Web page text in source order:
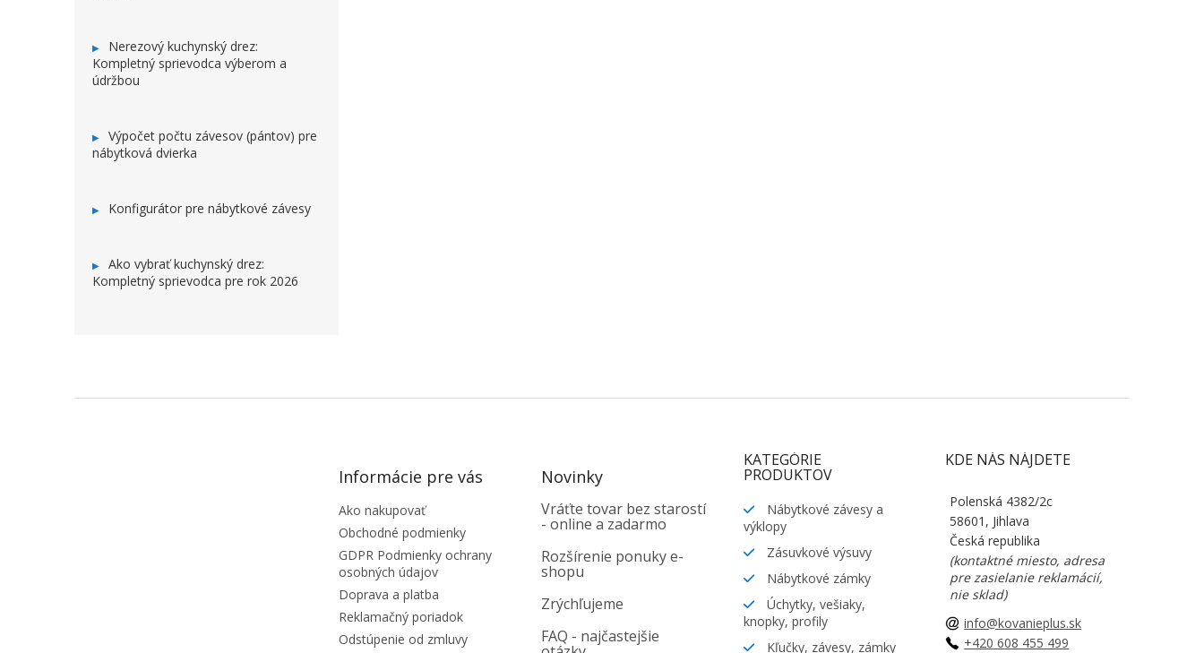
Nerezový kuchynský drez:
Kompletný sprievodca výberom a
údržbou
Výpočet počtu závesov (pántov) pre
nábytková dvierka
Konfigurátor pre nábytkové závesy
Ako vybrať kuchynský drez:
Kompletný sprievodca pre rok 2026
Informácie pre vás
Ako nakupovať
Obchodné podmienky
GDPR Podmienky ochrany
osobných údajov
Doprava a platba
Reklamačný poriadok
Odstúpenie od zmluvy
Novinky
Vráťte tovar bez starostí
- online a zadarmo
Rozšírenie ponuky e-
shopu
Zrýchľujeme
FAQ - najčastejšie
KATEGÓRIE
PRODUKTOV
Nábytkové závesy a
výklopy
Zásuvkové výsuvy
Nábytkové zámky
Úchytky, vešiaky,
knopky, profily
Kľučky, závesy, zámky
KDE NÁS NÁJDETE
Polenská 4382/2c
58601, Jihlava
Česká republika
(kontaktné miesto, adresa
pre zasielanie reklamácií,
nie sklad)
info@kovanieplus.sk
+420 608 455 499